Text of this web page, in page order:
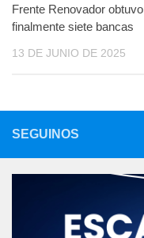
Frente Renovador obtuvo
finalmente siete bancas
13 DE JUNIO DE 2025
SEGUINOS